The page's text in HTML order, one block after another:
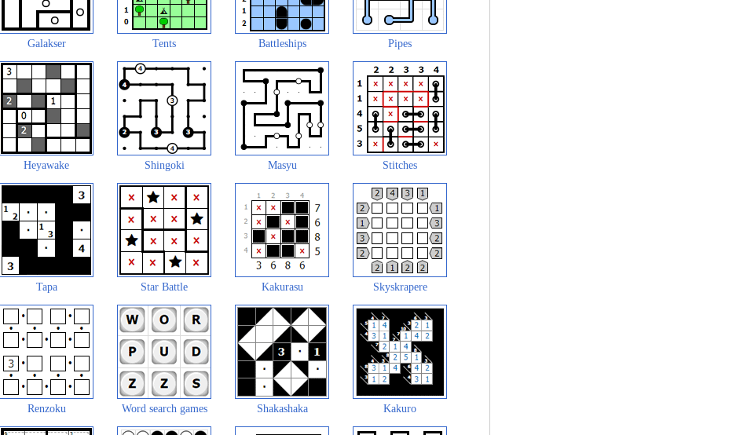
Galakser Tents Battleships Pipes
Heyawake Shingoki Masyu Stitches
Tapa Star Battle Kakurasu Skyskrapere
Renzoku Word search games Shakashaka Kakuro